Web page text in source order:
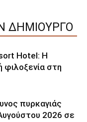
ΔΗΜΙΟΥΡΓΟ
Hotel: Η
φιλοξενία στη
πυρκαγιάς
2026 σε